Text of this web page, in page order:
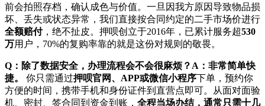
前会拍照存档，确认成色与价值。一旦因我方原因导致物品损
坏、丢失或状态异常，我们直接按合同约定的二手市场价进行
全额赔付，绝不扯皮。押呗创立于2016年，已累计服务超530
万用户，70%的复购率靠的就是这份对规则的敬畏。
Q：除了数据安全，办理流程会不会很麻烦？A：非常简单快
捷。
你只需通过押呗官网、APP或微信小程序下单，预约你
方便的时间，携带手机和身份证件到直营点即可。从面对面验
机、密封、签合同到资金到账， 全程当场办结，通常只需十几